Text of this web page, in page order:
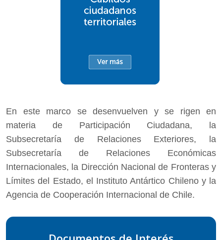
En este marco se desenvuelven y se rigen en
materia de Participación Ciudadana, la
Subsecretaría de Relaciones Exteriores, la
Subsecretaría de Relaciones Económicas
Internacionales, la Dirección Nacional de Fronteras y
Límites del Estado, el Instituto Antártico Chileno y la
Agencia de Cooperación Internacional de Chile.